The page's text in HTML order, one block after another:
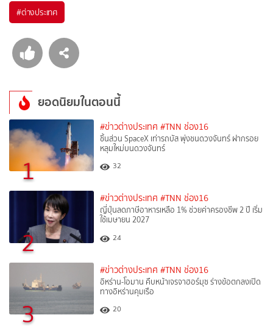
#ต่างประเทศ
ยอดนิยมในตอนนี้
1
#ข่าวต่างประเทศ #TNN ช่อง16
ชิ้นส่วน SpaceX เท่ารถบัส พุ่งชนดวงจันทร์ ฝากรอย
หลุมใหม่บนดวงจันทร์
32
2
#ข่าวต่างประเทศ #TNN ช่อง16
ญี่ปุ่นลดภาษีอาหารเหลือ 1% ช่วยค่าครองชีพ 2 ปี เริ่ม
ใช้เมษายน 2027
24
3
#ข่าวต่างประเทศ #TNN ช่อง16
อิหร่าน-โอมาน คืบหน้าเจรจาฮอร์มุซ ร่างข้อตกลงเปิด
ทางอิหร่านคุมเรือ
20